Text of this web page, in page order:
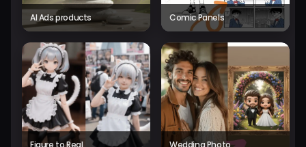
AI Ads products Comic Panels
Figure to Real Wedding Photo